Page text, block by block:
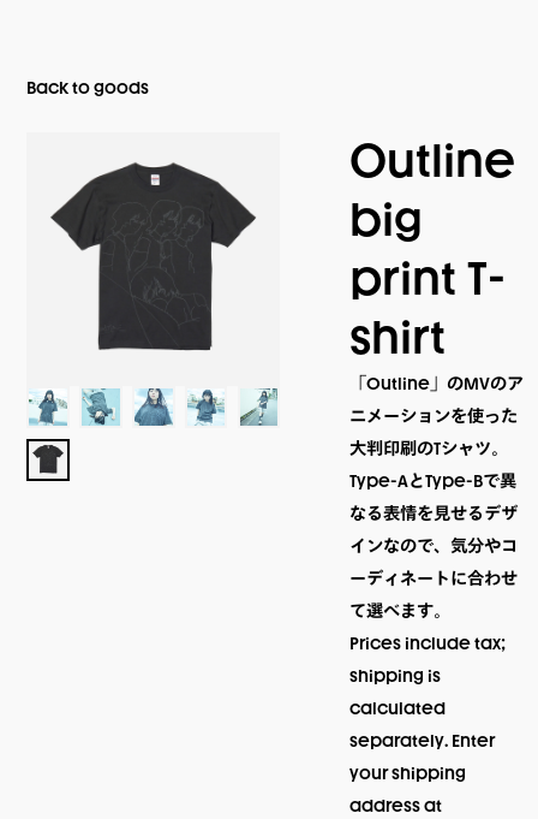
Back to goods
Outline
big
print T-
shirt
「Outline」のMVのア
ニメーションを使った
大判印刷のTシャツ。
Type-AとType-Bで異
なる表情を見せるデザ
インなので、気分やコ
ーディネートに合わせ
て選べます。
Prices include tax;
shipping is
calculated
separately. Enter
your shipping
address at